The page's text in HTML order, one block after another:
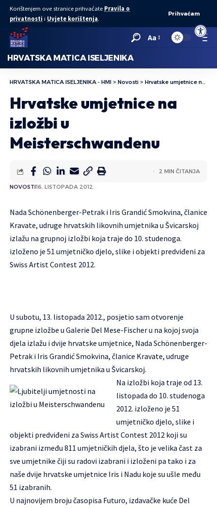
Open
Korištenjem ove stranice prihvaćate Pravila o
privatnosti i Uvjete korištenja.
Prihvaćam
Aa
HRVATSKA MATICA ISELJENIKA
HRVATSKA MATICA ISELJENIKA - HMI > Novosti > Hrvatske umjetnice na izložbi u Meisterschwandenu
Hrvatske umjetnice na
izložbi u
Meisterschwandenu
NOVOSTI16. LISTOPADA 2012.
2 MIN ČITANJA
Nada Schönenberger-Petrak i Iris Grandić Smokvina, članice
Kravate, udruge hrvatskih likovnih umjetnika u Švicarskoj
izlažu na grupnoj izložbi koja traje do 10. studenoga.
izloženo je 51 umjetničko djelo, slike i objekti predviđeni za
Swiss Artist Contest 2012.
U subotu, 13. listopada 2012., posjetio sam otvorenje
grupne izložbe u Galerie Del Mese-Fischer u na kojoj svoja
djela izlažu i dvije hrvatske umjetnice, Nada Schönenberger-
Petrak i Iris Grandić Smokvina, članice Kravate, udruge
hrvatskih likovnih umjetnika u Švicarskoj.
Na izložbi koja traje od 13.
listopada do 10. studenoga
2012. izloženo je 51
umjetničko djelo, slike i
objekti predviđeni za Swiss Artist Contest 2012 koji su
izabrani između 811 umjetničkih djela, što je velika čast za
sve umjetnike čiji su radovi izabrani i izloženi pa tako i za
naše dvije hrvatske umjetnice Iris i Nadu koje su ušle među
51 izabranih.
U najnovijem broju časopisa Futuro, izdavačke kuće Del